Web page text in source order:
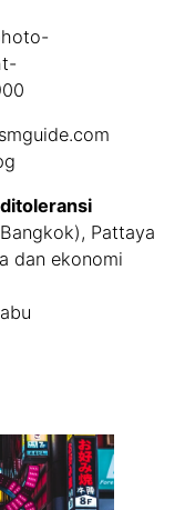
ditoleransi
Pattaya
dan ekonomi